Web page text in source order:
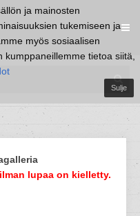
ja mainosten
tukemiseen ja
myös sosiaalisen
tietoa siitä,
Sulje
lupaa on kielletty.